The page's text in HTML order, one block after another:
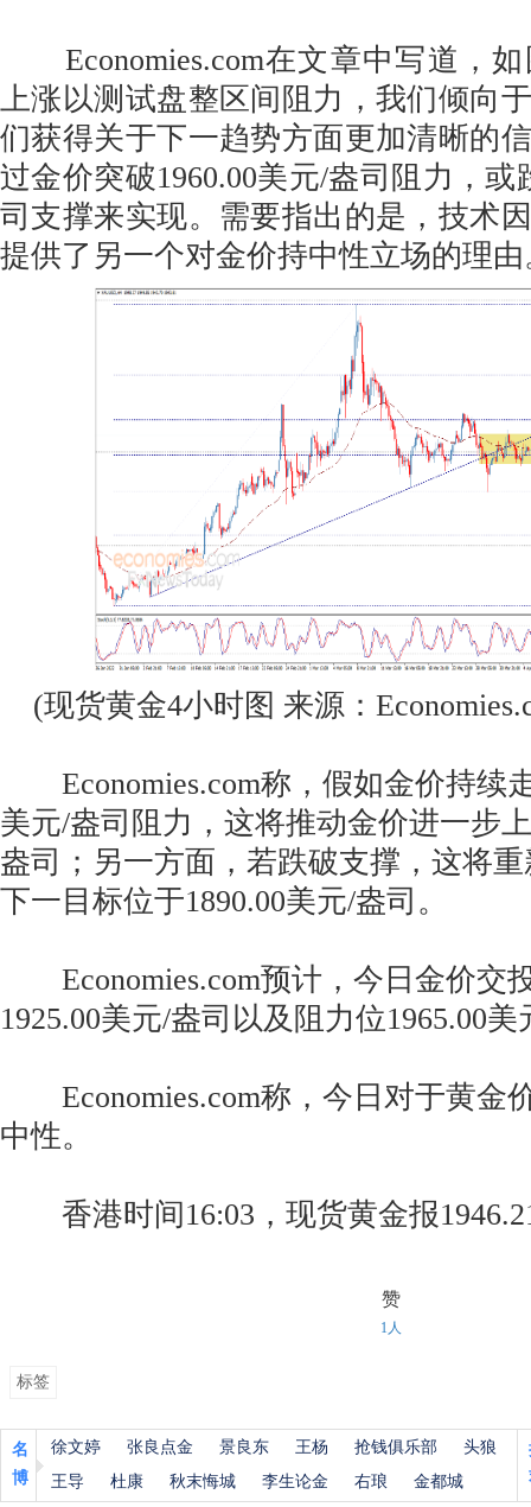
Economies.com在文章中写道，如
上涨以测试盘整区间阻力，我们倾向
们获得关于下一趋势方面更加清晰的
过金价突破1960.00美元/盎司阻力，或
司支撑来实现。需要指出的是，技术
提供了另一个对金价持中性立场的理由
(现货黄金4小时图 来源：
Economies.com称，假如金价持续
美元/盎司阻力，这将推动金价进一步
盎司；另一方面，若跌破支撑，这将
下一目标位于1890.00美元/盎司。
Economies.com预计，今日金价交
1925.00美元/盎司以及阻力位1965.00
Economies.com称，今日对于黄金
中性。
香港时间16:03，现货黄金报
赞
1人
标签
名
博
徐文婷 张良点金 景良东 王杨 抢钱俱乐部
头狼
王导
杜康 秋末悔城 李生论金 右琅 金都城